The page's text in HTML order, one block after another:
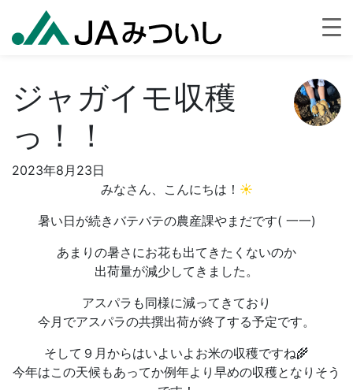
ジャガイモ収穫
っ！！
2023年8月23日
みなさん、こんにちは！ ☀
暑い日が続きバテバテの農産課やまだです( 一一)
あまりの暑さにお花も出てきたくないのか
出荷量が減少してきました。
アスパラも同様に減ってきており
今月でアスパラの共撰出荷が終了する予定です。
そして９月からはいよいよお米の収穫ですね🌾
今年はこの天候もあってか例年より早めの収穫となりそう